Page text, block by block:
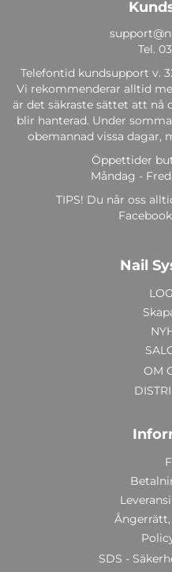
Tel.
Telefontid kundsupport v.
Vi rekommenderar alltid
är det säkraste sättet att nå
blir hanterad. Under
obemannad vissa dagar,
Öppettider
Måndag -
TIPS! Du når oss
Nail
OM
SDS -